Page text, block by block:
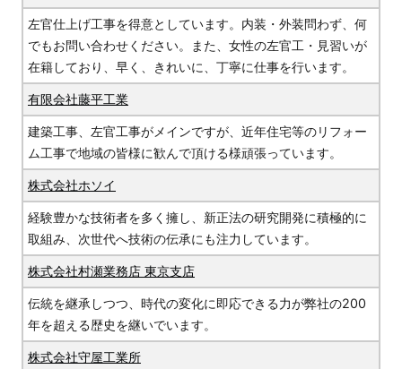
左官仕上げ工事を得意としています。内装・外装問わず、何
でもお問い合わせください。また、女性の左官工・見習いが
在籍しており、早く、きれいに、丁寧に仕事を行います。
有限会社藤平工業
建築工事、左官工事がメインですが、近年住宅等のリフォー
ム工事で地域の皆様に歓んで頂ける様頑張っています。
株式会社ホソイ
経験豊かな技術者を多く擁し、新正法の研究開発に積極的に
取組み、次世代へ技術の伝承にも注力しています。
株式会社村瀬業務店 東京支店
伝統を継承しつつ、時代の変化に即応できる力が弊社の200
年を超える歴史を継いでいます。
株式会社守屋工業所